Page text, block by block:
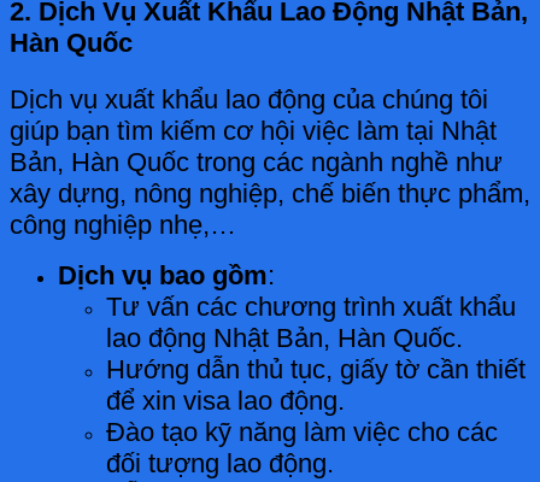
2. Dịch Vụ Xuất Khẩu Lao Động Nhật Bản,
Hàn Quốc
Dịch vụ xuất khẩu lao động của chúng tôi
giúp bạn tìm kiếm cơ hội việc làm tại Nhật
Bản, Hàn Quốc trong các ngành nghề như
xây dựng, nông nghiệp, chế biến thực phẩm,
công nghiệp nhẹ,…
Dịch vụ bao gồm:
Tư vấn các chương trình xuất khẩu
lao động Nhật Bản, Hàn Quốc.
Hướng dẫn thủ tục, giấy tờ cần thiết
để xin visa lao động.
Đào tạo kỹ năng làm việc cho các
đối tượng lao động.